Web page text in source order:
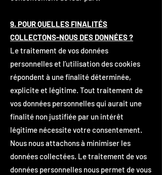
9. POUR QUELLES FINALITÉS
COLLECTONS-NOUS DES DONNÉES ?
Le traitement de vos données
personnelles et l’utilisation des cookies
répondent à une finalité déterminée,
explicite et légitime. Tout traitement de
vos données personnelles qui aurait une
finalité non justifiée par un intérêt
légitime nécessite votre consentement.
Nous nous attachons à minimiser les
données collectées. Le traitement de vos
données personnelles nous permet de vous